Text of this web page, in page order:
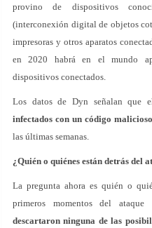
provino de dispositivos
(interconexión digital de objetos
impresoras y otros aparatos
en 2020 habrá en el mundo
dispositivos conectados.
Los datos de Dyn señalan que
infectados con un código malicioso
las últimas semanas.
¿Quién o quiénes están detrás del
La pregunta ahora es quién o
primeros momentos del ataque
descartaron ninguna de las